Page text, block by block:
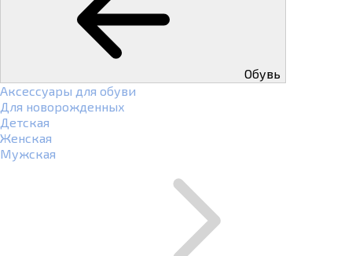
Обувь
Аксессуары для обуви
Для новорожденных
Детская
Женская
Мужская